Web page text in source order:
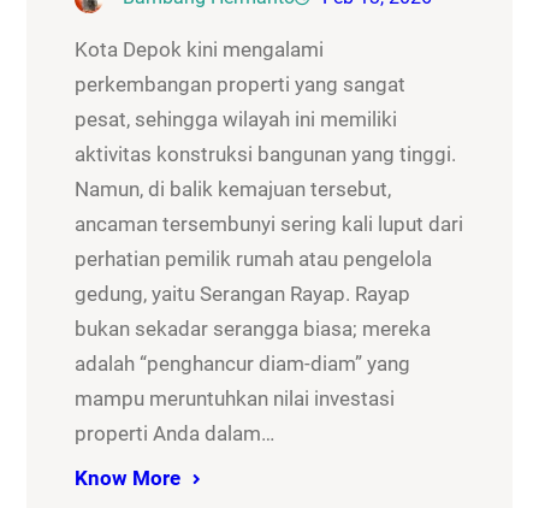
Kota Depok kini mengalami
perkembangan properti yang sangat
pesat, sehingga wilayah ini memiliki
aktivitas konstruksi bangunan yang tinggi.
Namun, di balik kemajuan tersebut,
ancaman tersembunyi sering kali luput dari
perhatian pemilik rumah atau pengelola
gedung, yaitu Serangan Rayap. Rayap
bukan sekadar serangga biasa; mereka
adalah “penghancur diam-diam” yang
mampu meruntuhkan nilai investasi
properti Anda dalam…
Know More